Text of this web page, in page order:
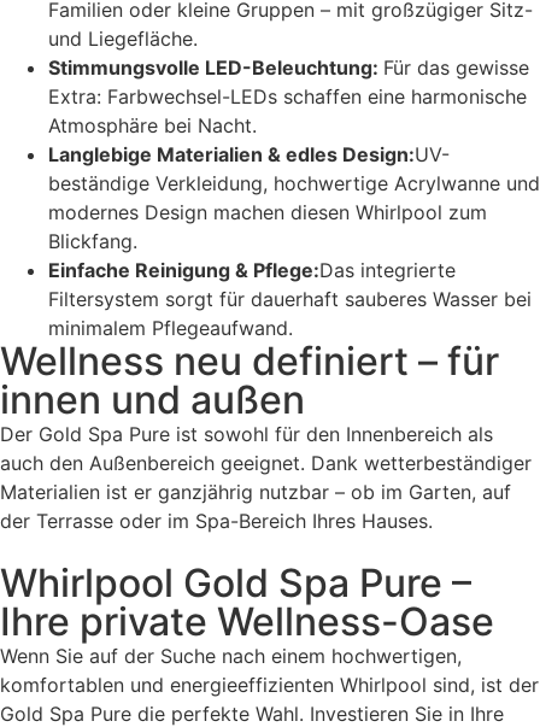
Familien oder kleine Gruppen – mit großzügiger Sitz-
und Liegefläche.
Stimmungsvolle LED-Beleuchtung: Für das gewisse
Extra: Farbwechsel-LEDs schaffen eine harmonische
Atmosphäre bei Nacht.
Langlebige Materialien & edles Design:UV-
beständige Verkleidung, hochwertige Acrylwanne und
modernes Design machen diesen Whirlpool zum
Blickfang.
Einfache Reinigung & Pflege:Das integrierte
Filtersystem sorgt für dauerhaft sauberes Wasser bei
minimalem Pflegeaufwand.
Wellness neu definiert – für
innen und außen
Der Gold Spa Pure ist sowohl für den Innenbereich als
auch den Außenbereich geeignet. Dank wetterbeständiger
Materialien ist er ganzjährig nutzbar – ob im Garten, auf
der Terrasse oder im Spa-Bereich Ihres Hauses.
Whirlpool Gold Spa Pure –
Ihre private Wellness-Oase
Wenn Sie auf der Suche nach einem hochwertigen,
komfortablen und energieeffizienten Whirlpool sind, ist der
Gold Spa Pure die perfekte Wahl. Investieren Sie in Ihre